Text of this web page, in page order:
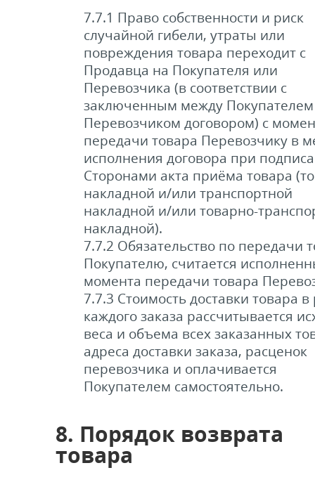
7.7.1 Право собственности и риск
случайной гибели, утраты или
повреждения товара переходит с
Продавца на Покупателя или
Перевозчика (в соответствии с
заключенным между
Перевозчиком договором) с
передачи товара Перевозчику в
исполнения договора при
Сторонами акта приёма товара
накладной и/или транспортной
накладной и/или товарно-
накладной).
7.7.2 Обязательство по передачи
Покупателю, считается
момента передачи товара
7.7.3 Стоимость доставки товара
каждого заказа рассчитывается
веса и объема всех заказанных
адреса доставки заказа, расценок
перевозчика и оплачивается
Покупателем самостоятельно.
8. Порядок возврата
товара